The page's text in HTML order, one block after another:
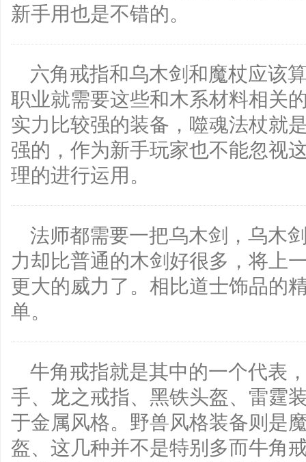
新手用也是不错的。
六角戒指和乌木剑和魔杖应该
职业就需要这些和木系材料相关
实力比较强的装备，噬魂法杖就
强的，作为新手玩家也不能忽视
理的进行运用。
法师都需要一把乌木剑，乌木
力却比普通的木剑好很多，将上
更大的威力了。相比道士饰品的
单。
牛角戒指就是其中的一个代表
手、龙之戒指、黑铁头盔、雷霆
于金属风格。野兽风格装备则是
盔、这几种并不是特别多而牛角